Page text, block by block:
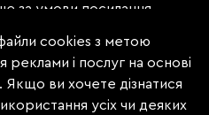
за умови посилання
не нижче третього
яких міститься
cookies з метою
реклами і послуг на основі
Якщо ви хочете дізнатися
усіх чи деяких